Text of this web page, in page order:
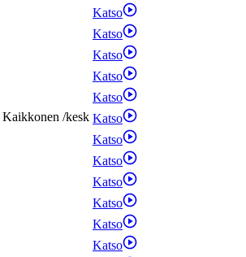
Katso
Katso
Katso
Katso
Katso
Kaikkonen /kesk Katso
Katso
Katso
Katso
Katso
Katso
Katso